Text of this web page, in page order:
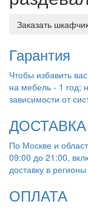
Заказать
Гарантия
Чтобы избавить
на мебель - 1 год;
зависимости от
ДОСТАВКА
По Москве и
09:00 до 21:00,
доставку в регионы
ОПЛАТА